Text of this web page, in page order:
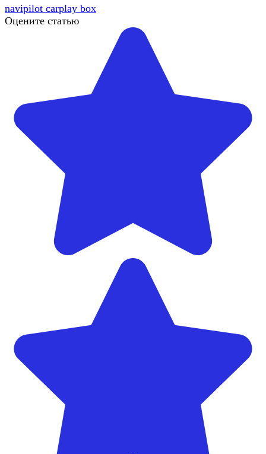
navipilot carplay box
Оцените статью